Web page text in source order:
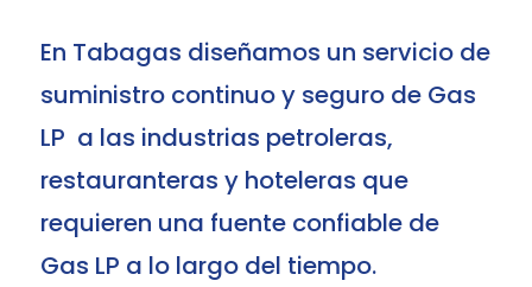
En Tabagas diseñamos un servicio de
suministro continuo y seguro de Gas
LP a las industrias petroleras,
restauranteras y hoteleras que
requieren una fuente confiable de
Gas LP a lo largo del tiempo.